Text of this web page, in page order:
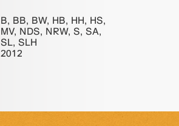
B, BB, BW, HB, HH, HS,
MV, NDS, NRW, S, SA,
SL, SLH
2012